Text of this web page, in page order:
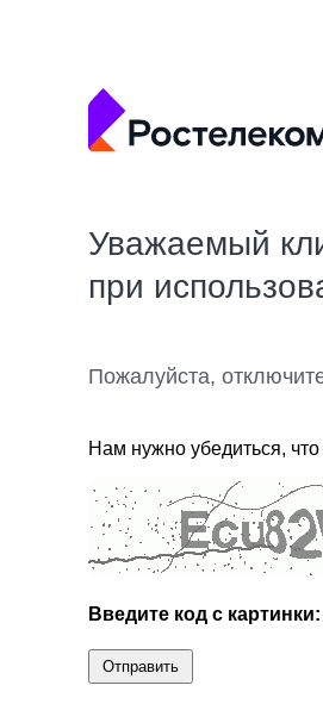
Уважаемый
при
Пожалуйста,
Нам нужно убедиться,
Введите код с картинки:
Отправить